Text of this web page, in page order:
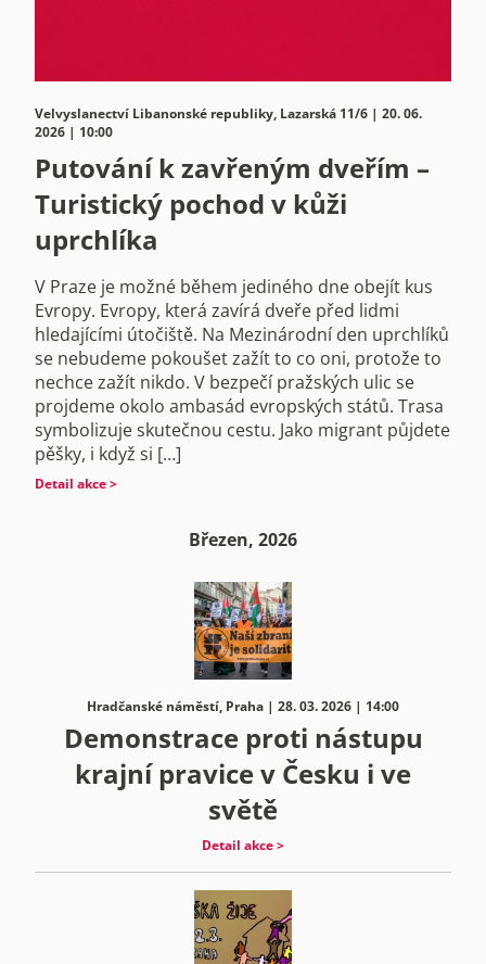
Velvyslanectví Libanonské republiky, Lazarská 11/6 | 20. 06.
2026 | 10:00
Putování k zavřeným dveřím –
Turistický pochod v kůži
uprchlíka
V Praze je možné během jediného dne obejít kus
Evropy. Evropy, která zavírá dveře před lidmi
hledajícími útočiště. Na Mezinárodní den uprchlíků
se nebudeme pokoušet zažít to co oni, protože to
nechce zažít nikdo. V bezpečí pražských ulic se
projdeme okolo ambasád evropských států. Trasa
symbolizuje skutečnou cestu. Jako migrant půjdete
pěšky, i když si […]
Detail akce >
Březen, 2026
Hradčanské náměstí, Praha | 28. 03. 2026 | 14:00
Demonstrace proti nástupu
krajní pravice v Česku i ve
světě
Detail akce >